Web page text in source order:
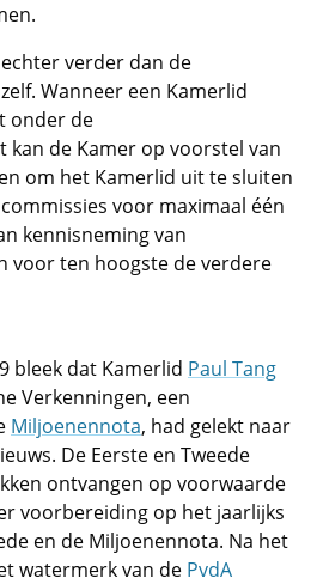
verder dan de
Wanneer een Kamerlid
onder de
de Kamer op voorstel van
om het Kamerlid uit te sluiten
voor maximaal één
kennisneming van
voor ten hoogste de verdere
bleek dat Kamerlid Paul Tang
Verkenningen, een
Miljoenennota, had gelekt naar
De Eerste en Tweede
ontvangen op voorwaarde
voorbereiding op het jaarlijks
en de Miljoenennota. Na het
watermerk van de PvdA